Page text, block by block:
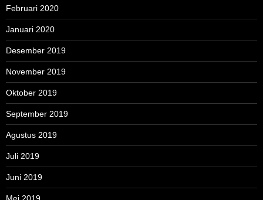
Februari 2020
Januari 2020
Desember 2019
November 2019
Oktober 2019
September 2019
Agustus 2019
Juli 2019
Juni 2019
Mei 2019